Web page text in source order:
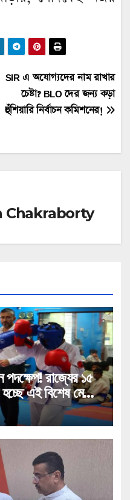
SIR এ অযোগ্যদের নাম রাখার
চেষ্টা? BLO দের জন্য কড়া
হুঁশিয়ারি নির্বাচন কমিশনের!
Chakraborty
পদক্ষেপ! রাজ্যের ১৫
এই বিশেষ মেগা